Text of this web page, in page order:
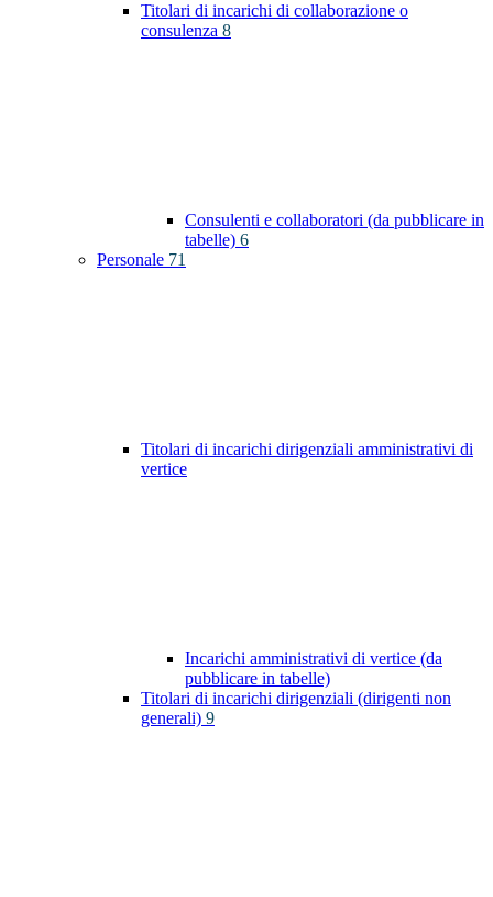
Titolari di incarichi di collaborazione o
consulenza 8
Consulenti e collaboratori (da pubblicare in
tabelle) 6
Personale 71
Titolari di incarichi dirigenziali amministrativi di
vertice
Incarichi amministrativi di vertice (da
pubblicare in tabelle)
Titolari di incarichi dirigenziali (dirigenti non
generali) 9